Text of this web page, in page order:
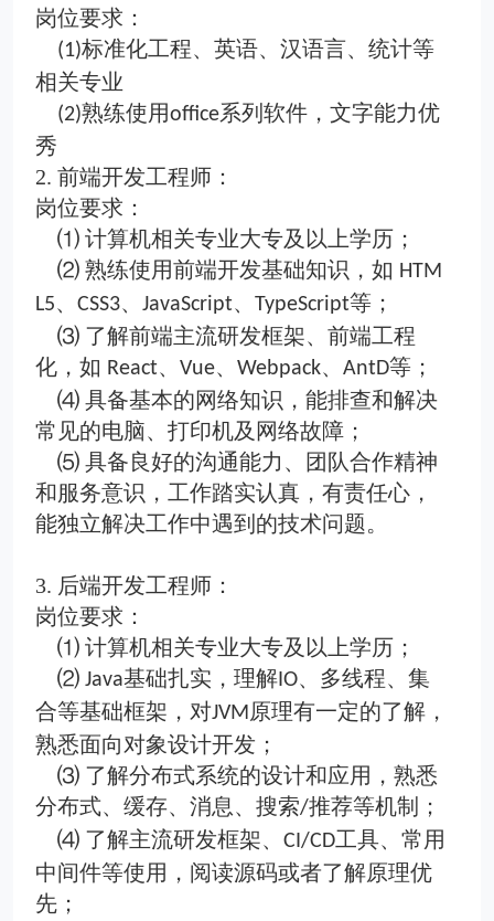
岗位要求：
(1)标准化工程、英语、汉语言、统计等
相关专业
(2)熟练使用office系列软件，文字能力优
秀
2. 前端开发工程师：
岗位要求 ：
⑴ 计算机相关专业大专及以上学历；
⑵ 熟练使用前端开发基础知识，如 HTM
L5、 CSS3、 JavaScript、 TypeScript等；
⑶ 了解前端主流研发框架、前端工程
化，如 React、 Vue、 Webpack、 AntD等；
⑷ 具备基本的网络知识，能排查和解决
常见的电脑、打印机及网络故障；
⑸ 具备良好的沟通能力、团队合作精神
和服务意识，工作踏实认真，有责任心，
能独立解决工作中遇到的技术问题。
3. 后端开发工程师：
岗位要求 ：
⑴ 计算机相关专业大专及以上学历；
⑵ Java基础扎实，理解IO、多线程、集
合等基础框架，对JVM原理有一定的了解，
熟悉面向对象设计开发；
⑶ 了解分布式系统的设计和应用，熟悉
分布式、缓存、消息、搜索/推荐等机制；
⑷ 了解主流研发框架、 CI/CD工具、常用
中间件等使用，阅读源码或者了解原理优
先；